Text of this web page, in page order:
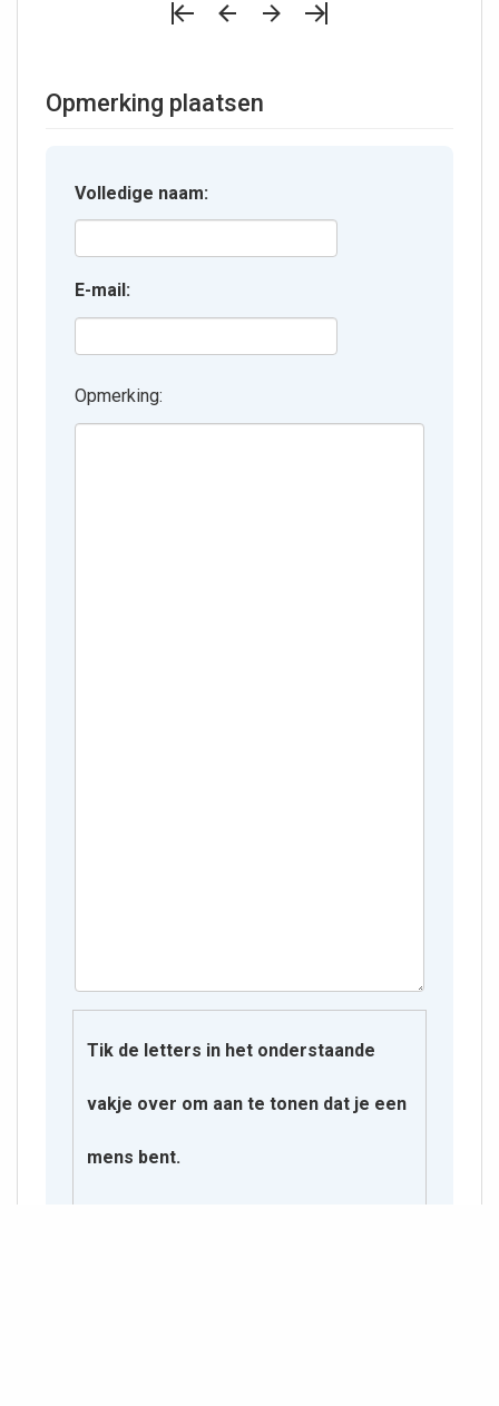
Opmerking plaatsen
Volledige naam:
E-mail:
Opmerking:
Tik de letters in het onderstaande
vakje over om aan te tonen dat je een
mens bent.